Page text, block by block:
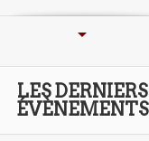
LES DERNIERS
ÉVÈNEMENTS